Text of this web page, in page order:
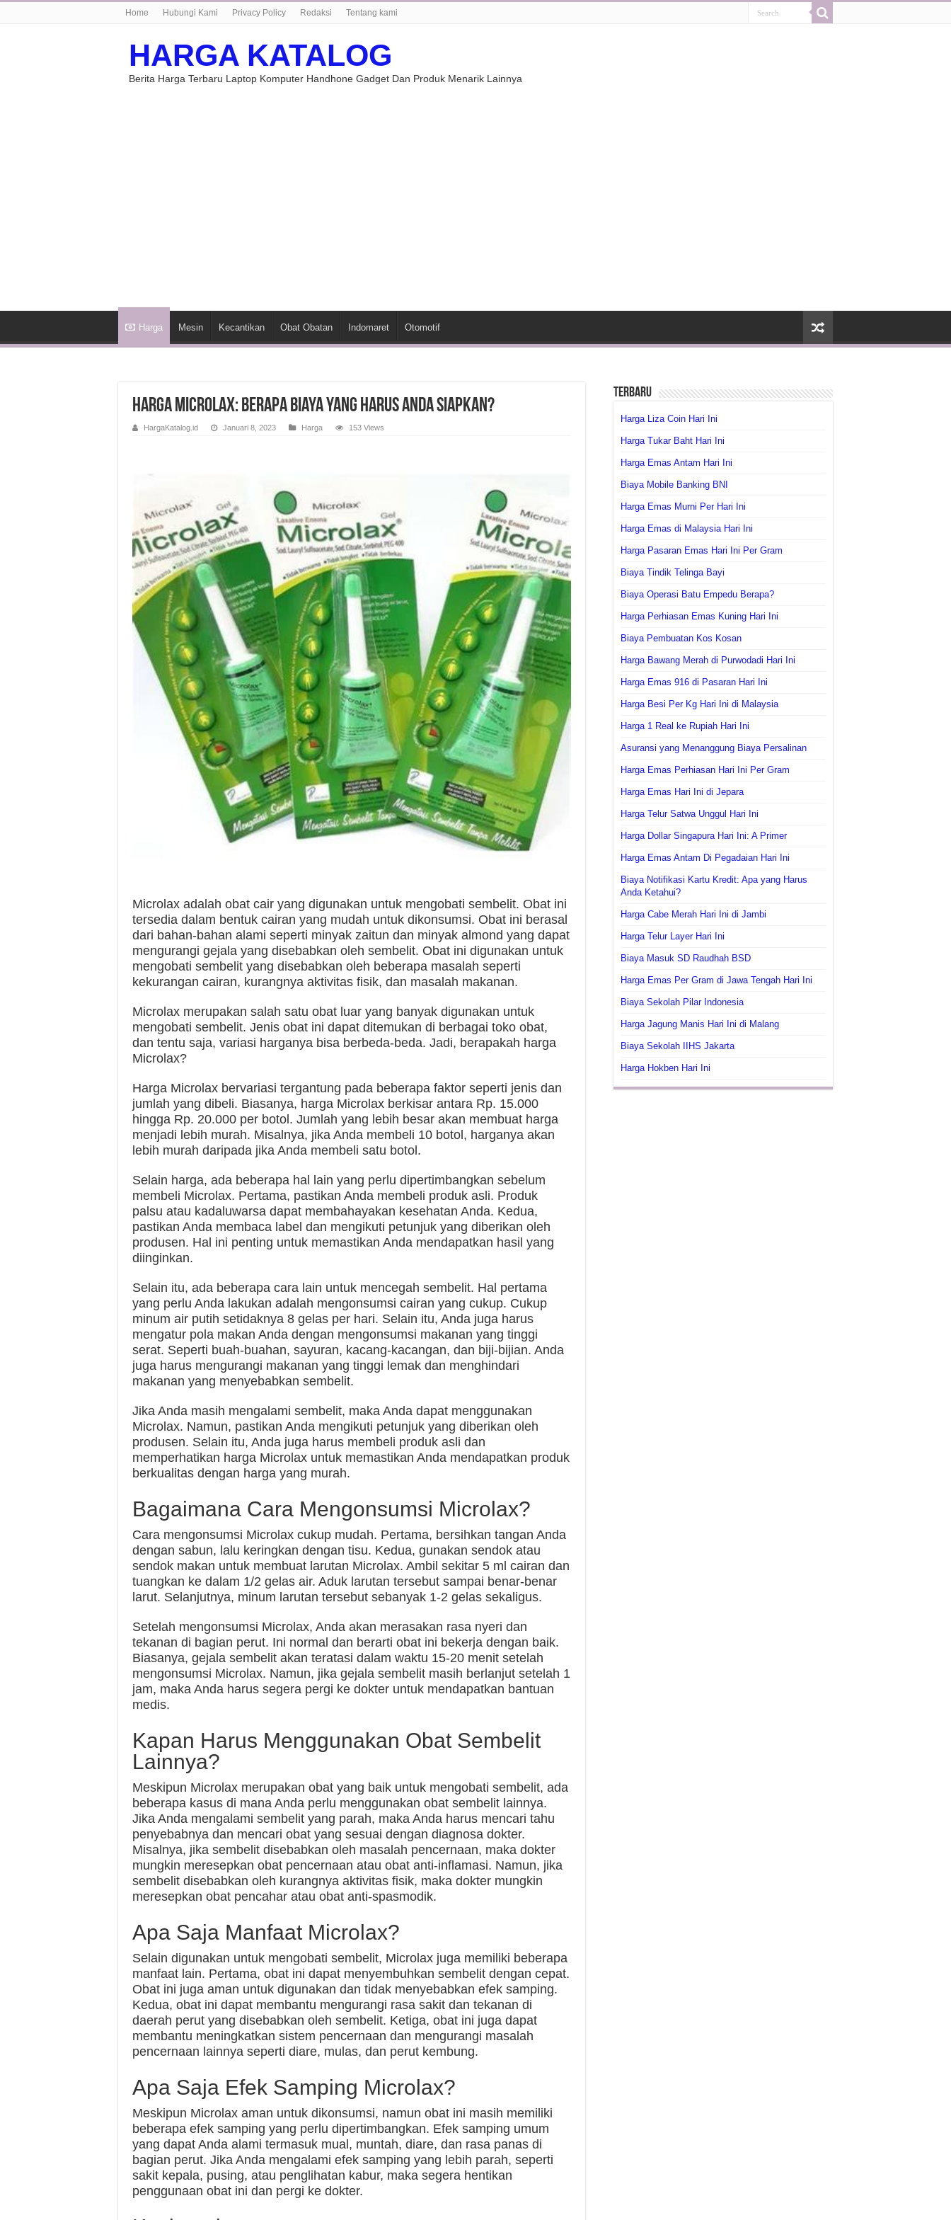
Home Hubungi Kami Privacy Policy Redaksi Tentang kami
HARGA KATALOG
Berita Harga Terbaru Laptop Komputer Handhone Gadget Dan Produk Menarik Lainnya
Harga Mesin Kecantikan Obat Obatan Indomaret Otomotif
Harga Microlax: Berapa Biaya Yang Harus Anda Siapkan?
HargaKatalog.id Januari 8, 2023 Harga 153 Views
Microlax adalah obat cair yang digunakan untuk mengobati sembelit. Obat ini
tersedia dalam bentuk cairan yang mudah untuk dikonsumsi. Obat ini berasal
dari bahan-bahan alami seperti minyak zaitun dan minyak almond yang dapat
mengurangi gejala yang disebabkan oleh sembelit. Obat ini digunakan untuk
mengobati sembelit yang disebabkan oleh beberapa masalah seperti
kekurangan cairan, kurangnya aktivitas fisik, dan masalah makanan.
Microlax merupakan salah satu obat luar yang banyak digunakan untuk
mengobati sembelit. Jenis obat ini dapat ditemukan di berbagai toko obat,
dan tentu saja, variasi harganya bisa berbeda-beda. Jadi, berapakah harga
Microlax?
Harga Microlax bervariasi tergantung pada beberapa faktor seperti jenis dan
jumlah yang dibeli. Biasanya, harga Microlax berkisar antara Rp. 15.000
hingga Rp. 20.000 per botol. Jumlah yang lebih besar akan membuat harga
menjadi lebih murah. Misalnya, jika Anda membeli 10 botol, harganya akan
lebih murah daripada jika Anda membeli satu botol.
Selain harga, ada beberapa hal lain yang perlu dipertimbangkan sebelum
membeli Microlax. Pertama, pastikan Anda membeli produk asli. Produk
palsu atau kadaluwarsa dapat membahayakan kesehatan Anda. Kedua,
pastikan Anda membaca label dan mengikuti petunjuk yang diberikan oleh
produsen. Hal ini penting untuk memastikan Anda mendapatkan hasil yang
diinginkan.
Selain itu, ada beberapa cara lain untuk mencegah sembelit. Hal pertama
yang perlu Anda lakukan adalah mengonsumsi cairan yang cukup. Cukup
minum air putih setidaknya 8 gelas per hari. Selain itu, Anda juga harus
mengatur pola makan Anda dengan mengonsumsi makanan yang tinggi
serat. Seperti buah-buahan, sayuran, kacang-kacangan, dan biji-bijian. Anda
juga harus mengurangi makanan yang tinggi lemak dan menghindari
makanan yang menyebabkan sembelit.
Jika Anda masih mengalami sembelit, maka Anda dapat menggunakan
Microlax. Namun, pastikan Anda mengikuti petunjuk yang diberikan oleh
produsen. Selain itu, Anda juga harus membeli produk asli dan
memperhatikan harga Microlax untuk memastikan Anda mendapatkan produk
berkualitas dengan harga yang murah.
Bagaimana Cara Mengonsumsi Microlax?
Cara mengonsumsi Microlax cukup mudah. Pertama, bersihkan tangan Anda
dengan sabun, lalu keringkan dengan tisu. Kedua, gunakan sendok atau
sendok makan untuk membuat larutan Microlax. Ambil sekitar 5 ml cairan dan
tuangkan ke dalam 1/2 gelas air. Aduk larutan tersebut sampai benar-benar
larut. Selanjutnya, minum larutan tersebut sebanyak 1-2 gelas sekaligus.
Setelah mengonsumsi Microlax, Anda akan merasakan rasa nyeri dan
tekanan di bagian perut. Ini normal dan berarti obat ini bekerja dengan baik.
Biasanya, gejala sembelit akan teratasi dalam waktu 15-20 menit setelah
mengonsumsi Microlax. Namun, jika gejala sembelit masih berlanjut setelah 1
jam, maka Anda harus segera pergi ke dokter untuk mendapatkan bantuan
medis.
Kapan Harus Menggunakan Obat Sembelit
Lainnya?
Meskipun Microlax merupakan obat yang baik untuk mengobati sembelit, ada
beberapa kasus di mana Anda perlu menggunakan obat sembelit lainnya.
Jika Anda mengalami sembelit yang parah, maka Anda harus mencari tahu
penyebabnya dan mencari obat yang sesuai dengan diagnosa dokter.
Misalnya, jika sembelit disebabkan oleh masalah pencernaan, maka dokter
mungkin meresepkan obat pencernaan atau obat anti-inflamasi. Namun, jika
sembelit disebabkan oleh kurangnya aktivitas fisik, maka dokter mungkin
meresepkan obat pencahar atau obat anti-spasmodik.
Apa Saja Manfaat Microlax?
Selain digunakan untuk mengobati sembelit, Microlax juga memiliki beberapa
manfaat lain. Pertama, obat ini dapat menyembuhkan sembelit dengan cepat.
Obat ini juga aman untuk digunakan dan tidak menyebabkan efek samping.
Kedua, obat ini dapat membantu mengurangi rasa sakit dan tekanan di
daerah perut yang disebabkan oleh sembelit. Ketiga, obat ini juga dapat
membantu meningkatkan sistem pencernaan dan mengurangi masalah
pencernaan lainnya seperti diare, mulas, dan perut kembung.
Apa Saja Efek Samping Microlax?
Meskipun Microlax aman untuk dikonsumsi, namun obat ini masih memiliki
beberapa efek samping yang perlu dipertimbangkan. Efek samping umum
yang dapat Anda alami termasuk mual, muntah, diare, dan rasa panas di
bagian perut. Jika Anda mengalami efek samping yang lebih parah, seperti
sakit kepala, pusing, atau penglihatan kabur, maka segera hentikan
penggunaan obat ini dan pergi ke dokter.
Terbaru
Harga Liza Coin Hari Ini
Harga Tukar Baht Hari Ini
Harga Emas Antam Hari Ini
Biaya Mobile Banking BNI
Harga Emas Murni Per Hari Ini
Harga Emas di Malaysia Hari Ini
Harga Pasaran Emas Hari Ini Per Gram
Biaya Tindik Telinga Bayi
Biaya Operasi Batu Empedu Berapa?
Harga Perhiasan Emas Kuning Hari Ini
Biaya Pembuatan Kos Kosan
Harga Bawang Merah di Purwodadi Hari Ini
Harga Emas 916 di Pasaran Hari Ini
Harga Besi Per Kg Hari Ini di Malaysia
Harga 1 Real ke Rupiah Hari Ini
Asuransi yang Menanggung Biaya Persalinan
Harga Emas Perhiasan Hari Ini Per Gram
Harga Emas Hari Ini di Jepara
Harga Telur Satwa Unggul Hari Ini
Harga Dollar Singapura Hari Ini: A Primer
Harga Emas Antam Di Pegadaian Hari Ini
Biaya Notifikasi Kartu Kredit: Apa yang Harus
Anda Ketahui?
Harga Cabe Merah Hari Ini di Jambi
Harga Telur Layer Hari Ini
Biaya Masuk SD Raudhah BSD
Harga Emas Per Gram di Jawa Tengah Hari Ini
Biaya Sekolah Pilar Indonesia
Harga Jagung Manis Hari Ini di Malang
Biaya Sekolah IIHS Jakarta
Harga Hokben Hari Ini